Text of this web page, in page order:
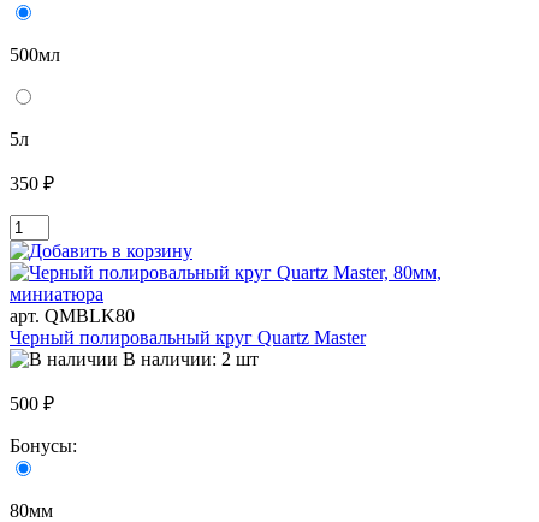
500мл
5л
350 ₽
арт. QMBLK80
Черный полировальный круг Quartz Master
В наличии: 2 шт
500 ₽
Бонусы:
80мм